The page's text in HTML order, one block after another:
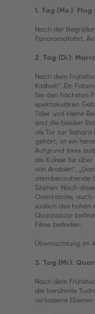
1. Tag (Mo.):
Nach der
Panoramafahrt.
2. Tag (Di.):
Nach dem
Kasbah“. Ein
Sie den höchsten
spektakulären
Täler und kleine
sind die beiden
als Tor zur
gehört, ist ein
Aufgrund ihres
als Kulisse für
von Arabien“,
atemberaubende
Szenen. Nach
Ouarzazate, auch
südlich des hohen
Quarzazate
Filme befinden.
Übernachtung im
3. Tag (Mi.):
Nach dem
die berühmte
verlassene